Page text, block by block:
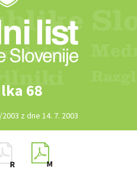
68
z dne 14. 7. 2003